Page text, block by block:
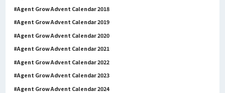
Agent Grow Advent Calendar 2018
Agent Grow Advent Calendar 2019
Agent Grow Advent Calendar 2020
Agent Grow Advent Calendar 2021
Agent Grow Advent Calendar 2022
Agent Grow Advent Calendar 2023
Agent Grow Advent Calendar 2024